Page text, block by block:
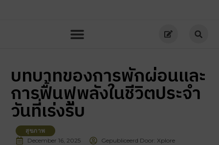
บทบาทของการพักผ่อนและ
การฟื้นฟูพลังในชีวิตประจำ
วันที่เร่งรีบ
สุขภาพ
December 16, 2025
Gepubliceerd Door: Xplore